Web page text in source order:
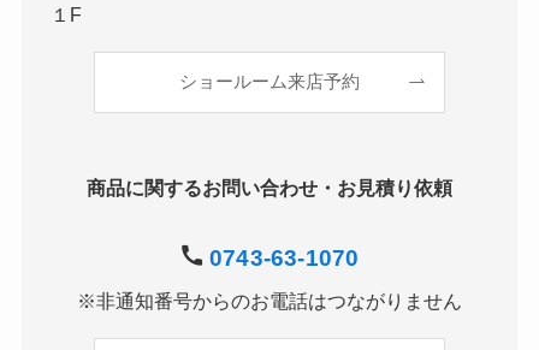
１F
ショールーム来店予約
商品に関するお問い合わせ・お見積り依頼
0743-63-1070
※非通知番号からのお電話はつながりません